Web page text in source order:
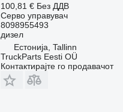
100,81 € Без ДДВ
Серво управувач
8098955493
дизел
Естонија, Tallinn
TruckParts Eesti OÜ
Контактирајте го продавачот